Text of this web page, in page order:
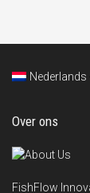
Nederlands
Over ons
FishFlow